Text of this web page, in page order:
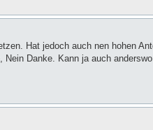
Hat jedoch auch nen hohen
Danke. Kann ja auch